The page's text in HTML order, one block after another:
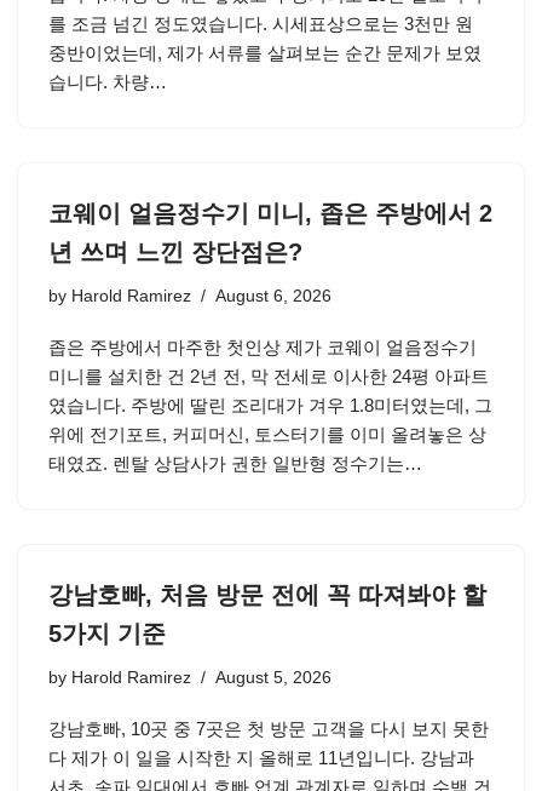
를 조금 넘긴 정도였습니다. 시세표상으로는 3천만 원
중반이었는데, 제가 서류를 살펴보는 순간 문제가 보였
습니다. 차량…
코웨이 얼음정수기 미니, 좁은 주방에서 2
년 쓰며 느낀 장단점은?
by Harold Ramirez August 6, 2026
좁은 주방에서 마주한 첫인상 제가 코웨이 얼음정수기
미니를 설치한 건 2년 전, 막 전세로 이사한 24평 아파트
였습니다. 주방에 딸린 조리대가 겨우 1.8미터였는데, 그
위에 전기포트, 커피머신, 토스터기를 이미 올려놓은 상
태였죠. 렌탈 상담사가 권한 일반형 정수기는…
강남호빠, 처음 방문 전에 꼭 따져봐야 할
5가지 기준
by Harold Ramirez August 5, 2026
강남호빠, 10곳 중 7곳은 첫 방문 고객을 다시 보지 못한
다 제가 이 일을 시작한 지 올해로 11년입니다. 강남과
서초, 송파 일대에서 호빠 업계 관계자로 일하며 수백 건